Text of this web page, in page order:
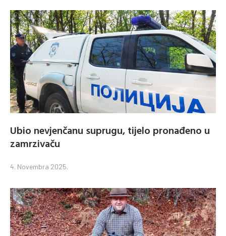
Ubio nevjenčanu suprugu, tijelo pronađeno u
zamrzivaču
4. Novembra 2025.